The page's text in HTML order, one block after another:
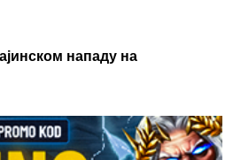
нападу на